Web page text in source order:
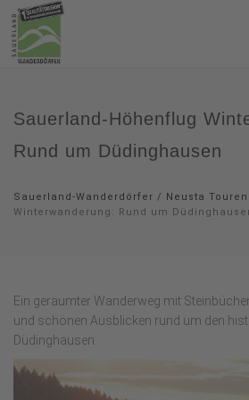
Sauerland-Höhenflug
Rund um Düdinghausen
Sauerland-Wanderdörfer / Neusta Touren
Winterwanderung: Rund um
Ein geräumter Wanderweg mit
und schönen Ausblicken rund um den
Düdinghausen.